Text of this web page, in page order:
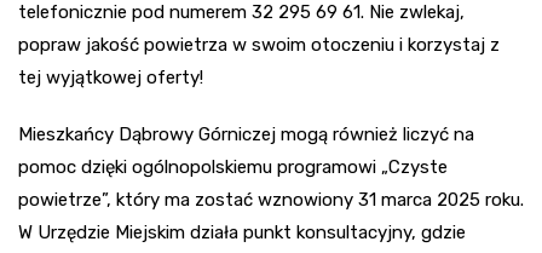
telefonicznie pod numerem 32 295 69 61. Nie zwlekaj,
popraw jakość powietrza w swoim otoczeniu i korzystaj z
tej wyjątkowej oferty!
Mieszkańcy Dąbrowy Górniczej mogą również liczyć na
pomoc dzięki ogólnopolskiemu programowi „Czyste
powietrze”, który ma zostać wznowiony 31 marca 2025 roku.
W Urzędzie Miejskim działa punkt konsultacyjny, gdzie